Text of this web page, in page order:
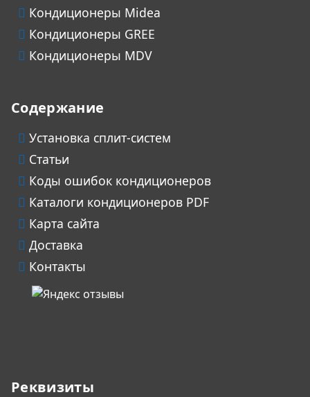
Кондиционеры Midea
Кондиционеры GREE
Кондиционеры MDV
Содержание
Установка сплит-систем
Статьи
Коды ошибок кондиционеров
Каталоги кондиционеров PDF
Карта сайта
Доставка
Контакты
Реквизиты